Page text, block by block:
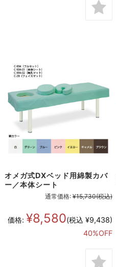
オメガ式DXベッド用綿製カバ
ー／本体シート
通常価格: ¥15,730(税込)
価格: ¥8,580(税込 ¥9,438)
40%OFF